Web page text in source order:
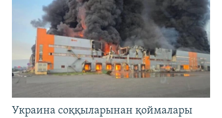
Украина соққыларынан қоймалары